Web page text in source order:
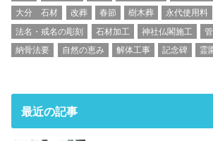
大分 石材
改葬 春節 樹木葬 永代使用料
法名・戒名の彫刻
石材加工 神社仏閣施工
納骨法要
自然の恵み 解体工事 記念碑 霊
最近の記事